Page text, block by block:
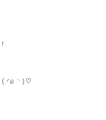
( ◜௰◝ )♡